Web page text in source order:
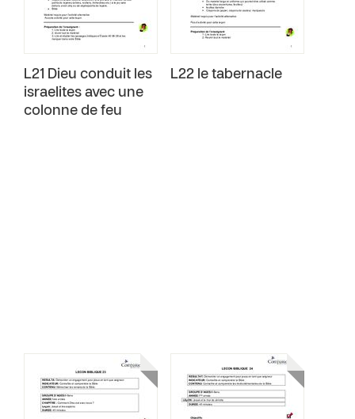
L21 Dieu conduit les
israelites avec une
colonne de feu
L22 le tabernacle